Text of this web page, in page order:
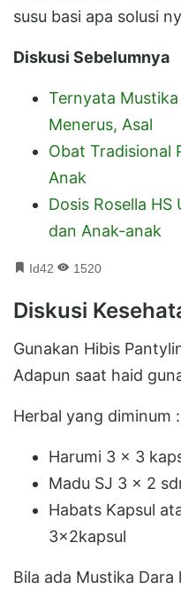
susu basi apa solusi
Diskusi Sebelumnya
Ternyata
Menerus, Asal
Obat Tradisional
Anak
Dosis Rosella
dan Anak-anak
Id42 1520
Diskusi
Gunakan Hibis
Adapun saat haid
Herbal yang diminum :
Harumi 3 x 3
Madu SJ 3 x 2
Habats Kapsul
3x2kapsul
Bila ada Mustika